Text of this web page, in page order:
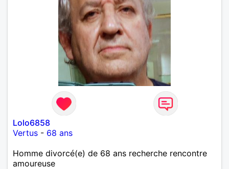
Lolo6858
Vertus - 68 ans
Homme divorcé(e) de 68 ans recherche rencontre
amoureuse